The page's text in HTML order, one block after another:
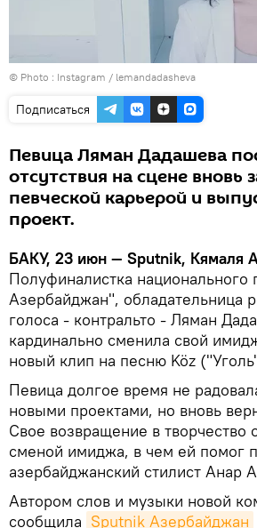
© Photo : Instagram / lemandadasheva
Подписаться
Певица Ляман Дадашева
отсутствия на сцене вновь
певческой карьерой и
проект.
БАКУ, 23 июн — Sputnik, Кямаля
Полуфиналистка национального
Азербайджан", обладательница
голоса - контральто - Ляман
кардинально сменила свой
новый клип на песню Köz
Певица долгое время не
новыми проектами, но вновь
Свое возвращение в творчество
сменой имиджа, в чем ей помог
азербайджанский стилист Анар
Автором слов и музыки новой
сообщила Sputnik Азербайджан